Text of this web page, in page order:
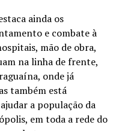
ainda os
e combate à
mão de obra,
na linha de frente,
onde já
também está
a população da
em toda a rede do